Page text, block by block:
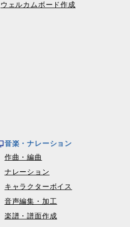
ウェルカムボード作成
音楽・ナレーション
作曲・編曲
ナレーション
キャラクターボイス
音声編集・加工
楽譜・譜面作成